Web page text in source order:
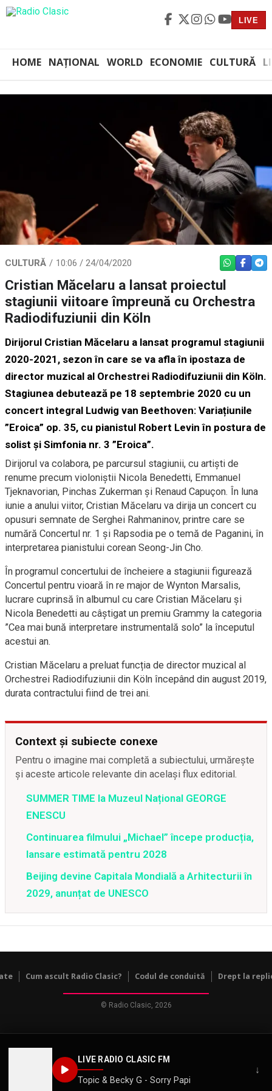
LIVE
HOME NAȚIONAL WORLD ECONOMIE CULTURĂ
LIVE RADIO CLASIC FM
Topic & Becky G - Sorry Papi
↓
CULTURĂ 10:06 / 24/04/2020 WHATSAPP
Cristian Măcelaru a lansat proiectul
stagiunii viitoare împreună cu Orchestra
Radiodifuziunii din Köln
Dirijorul Cristian Măcelaru a lansat programul stagiunii
2020-2021, sezon în care se va afla în ipostaza de
director muzical al Orchestrei Radiodifuziunii din Köln.
Stagiunea debutează pe 18 septembrie 2020 cu un
concert integral Ludwig van Beethoven: Variațiunile
”Eroica” op. 35, cu pianistul Robert Levin în postura de
solist și Simfonia nr. 3 ”Eroica”.
Dirijorul va colabora, pe parcursul stagiunii, cu artiști de
renume precum violoniștii Nicola Benedetti, Emmanuel
Tjeknavorian, Pinchas Zukerman și Renaud Capuçon. În luna
iunie a anului viitor, Cristian Măcelaru va dirija un concert cu
opusuri semnate de Serghei Rahmaninov, printre care se
numără Concertul nr. 1 și Rapsodia pe o temă de Paganini, în
interpretarea pianistului corean Seong-Jin Cho.
În programul concertului de încheiere a stagiunii figurează
Concertul pentru vioară în re major de Wynton Marsalis,
lucrare cuprinsă în albumul cu care Cristian Măcelaru și
Nicola Benedetti au câștigat un premiu Grammy la categoria
”Cea mai bună interpretare instrumentală solo” la începutul
acestui an.
Cristian Măcelaru a preluat funcția de director muzical al
Orchestrei Radiodifuziunii din Köln începând din august 2019,
durata contractului fiind de trei ani.
Context și subiecte conexe
Pentru o imagine mai completă a subiectului, urmărește
și aceste articole relevante din același flux editorial.
SUMMER TIME la Muzeul Național GEORGE
ENESCU
Continuarea filmului „Michael” începe producția,
lansare estimată pentru 2028
Beijing devine Capitala Mondială a Arhitecturii în
2029, anunțat de UNESCO
Cum ascult Radio Clasic? Codul de conduită Drept la
© Radio Clasic, 2026